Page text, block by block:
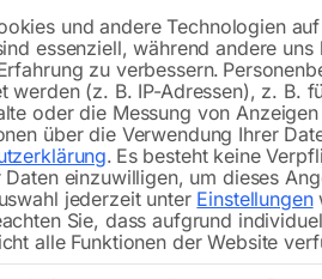
Type BD 25×120 mm
und andere Technologien
essenziell, während andere uns
zu verbessern.
werden (z. B. IP-Adressen), z. B.
oder die Messung von
über die Verwendung Ihrer
. Es besteht keine
einzuwilligen, um dieses
jederzeit unter Einstellungen
Sie, dass aufgrund
alle Funktionen der Website